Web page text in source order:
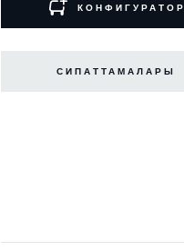
КОНФИГУРАТОР
СИПАТТАМАЛАРЫ